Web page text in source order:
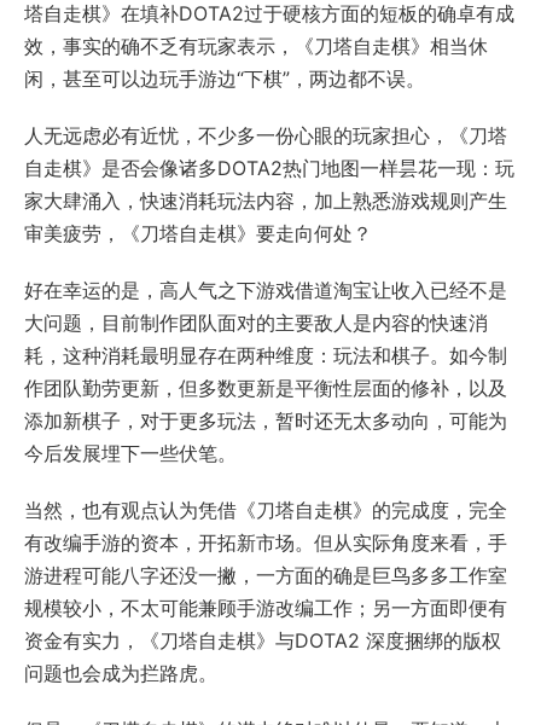
塔自走棋》在填补DOTA2过于硬核方面的短板的确卓有成
效，事实的确不乏有玩家表示，《刀塔自走棋》相当休
闲，甚至可以边玩手游边“下棋”，两边都不误。
人无远虑必有近忧，不少多一份心眼的玩家担心，《刀塔
自走棋》是否会像诸多DOTA2热门地图一样昙花一现：玩
家大肆涌入，快速消耗玩法内容，加上熟悉游戏规则产生
审美疲劳，《刀塔自走棋》要走向何处？
好在幸运的是，高人气之下游戏借道淘宝让收入已经不是
大问题，目前制作团队面对的主要敌人是内容的快速消
耗，这种消耗最明显存在两种维度：玩法和棋子。如今制
作团队勤劳更新，但多数更新是平衡性层面的修补，以及
添加新棋子，对于更多玩法，暂时还无太多动向，可能为
今后发展埋下一些伏笔。
当然，也有观点认为凭借《刀塔自走棋》的完成度，完全
有改编手游的资本，开拓新市场。但从实际角度来看，手
游进程可能八字还没一撇，一方面的确是巨鸟多多工作室
规模较小，不太可能兼顾手游改编工作；另一方面即便有
资金有实力，《刀塔自走棋》与DOTA2 深度捆绑的版权
问题也会成为拦路虎。